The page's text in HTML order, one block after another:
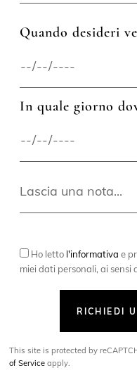
Quando desideri
In quale giorno
Ho letto l'informativa e
miei dati personali, ai sensi
RICHIEDI
This site is protected by
of Service apply.